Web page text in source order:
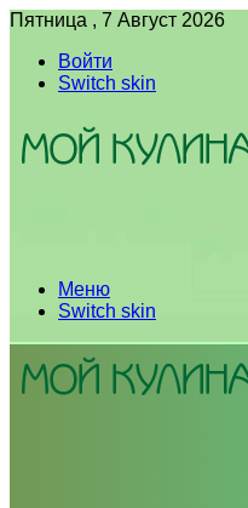
Пятница , 7 Август 2026
Войти
Switch skin
Меню
Switch skin